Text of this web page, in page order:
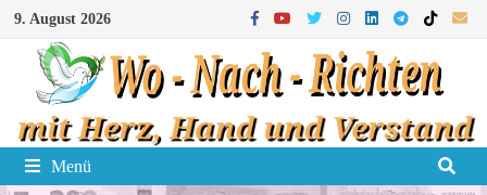
Zum
Inhalt
springen
9. August 2026
Menü